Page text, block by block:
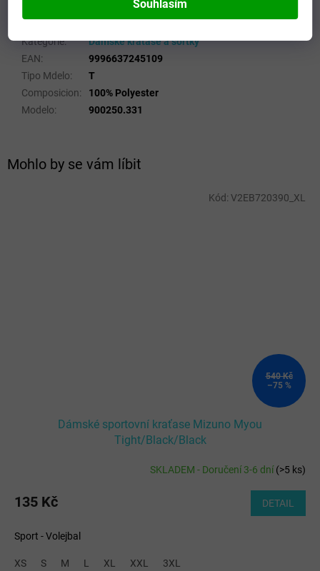
Souhlasím
Mohlo by se vám líbit
540 Kč
–75 %
Dámské sportovní kraťase Mizuno Myou
Tight/Black/Black
SKLADEM - Doručení 3-6 dní(>5 ks)
135 Kč DETAIL
Sport - Volejbal
XS S M L XL XXL 3XL
Kód: V2EB720390_XL
Doplňkové parametry
Kategorie:
Dámské kraťase a šortky
EAN:
9996637245109
Tipo Mdelo:
T
Composicion:
100% Polyester
Modelo: 900250.331